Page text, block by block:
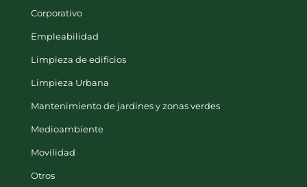
Corporativo
Empleabilidad
Limpieza de edificios
Limpieza Urbana
Mantenimiento de jardines y zonas verdes
Medioambiente
Movilidad
Otros